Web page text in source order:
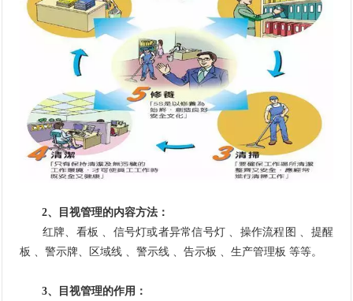
2、目视管理的内容方法：
红牌、看板 、信号灯或者异常信号灯 、操作流程图 、提醒
板 、警示牌、区域线 、警示线 、告示板 、生产管理板 等等。
3、目视管理的作用：